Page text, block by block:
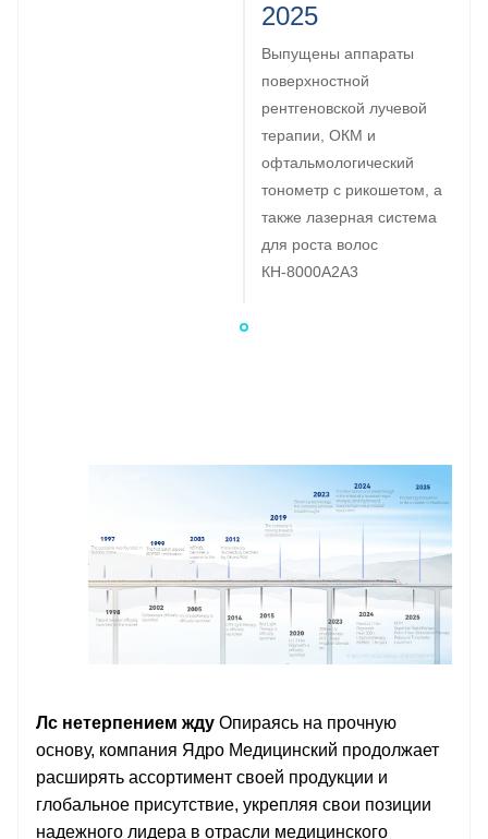
2025
Выпущены аппараты
поверхностной
рентгеновской лучевой
терапии, ОКМ и
офтальмологический
тонометр с рикошетом, а
также лазерная система
для роста волос
КН-8000A2A3
Лс нетерпением жду Опираясь на прочную
основу, компания Ядро Медицинский продолжает
расширять ассортимент своей продукции и
глобальное присутствие, укрепляя свои позиции
надежного лидера в отрасли медицинского